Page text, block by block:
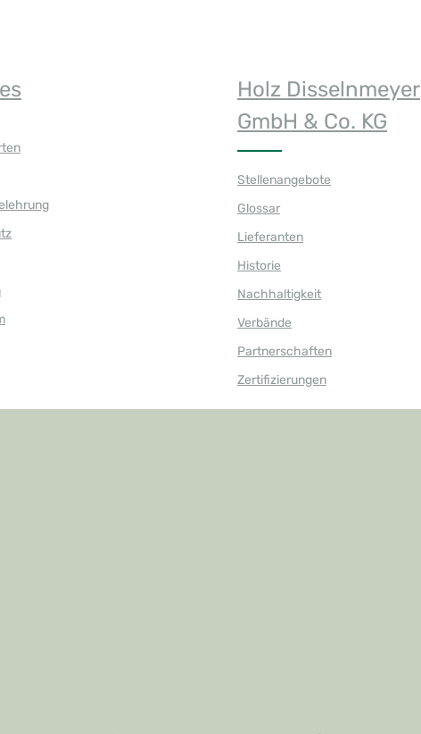
Holz Disselnmeyer
GmbH & Co. KG
Stellenangebote
Glossar
Lieferanten
Historie
Nachhaltigkeit
Verbände
Partnerschaften
Zertifizierungen